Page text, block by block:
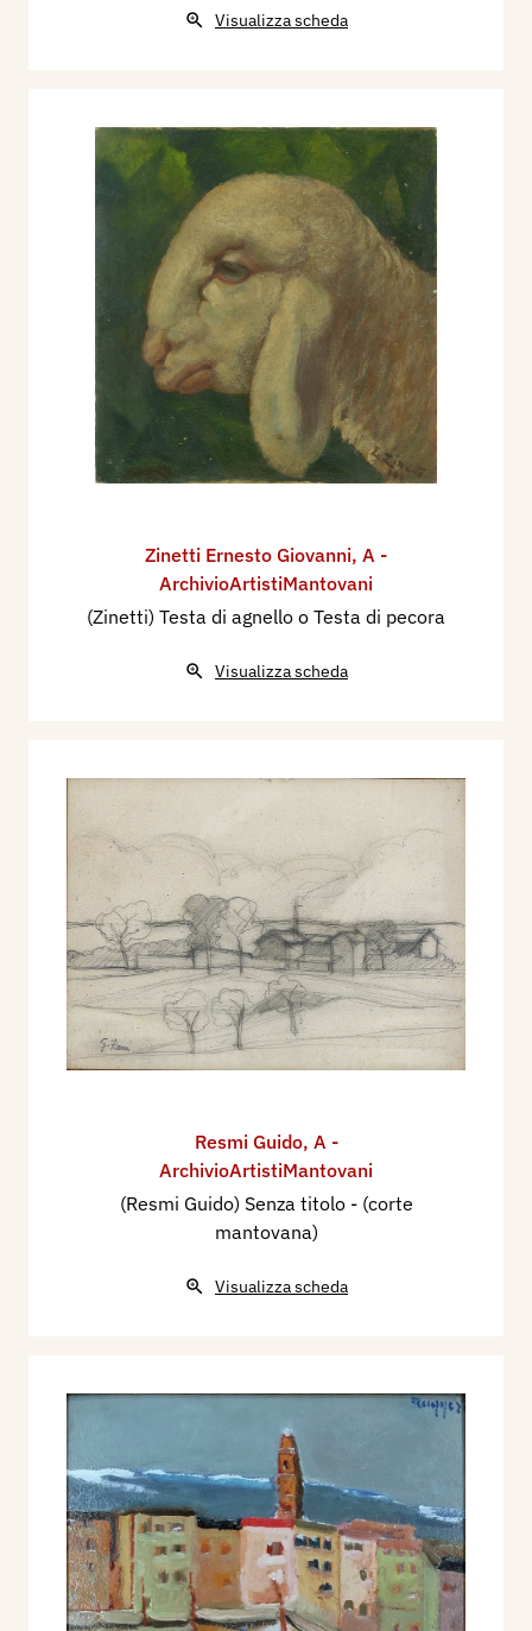
Visualizza scheda
Zinetti Ernesto Giovanni, A -
ArchivioArtistiMantovani
(Zinetti) Testa di agnello o Testa di pecora
Visualizza scheda
Resmi Guido, A -
ArchivioArtistiMantovani
(Resmi Guido) Senza titolo - (corte
mantovana)
Visualizza scheda